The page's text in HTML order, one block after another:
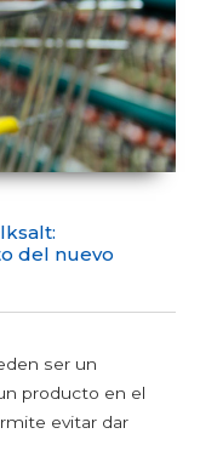
del nuevo
ser un
producto en el
evitar dar